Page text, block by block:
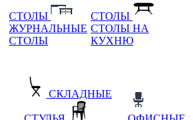
СТОЛЫ
ЖУРНАЛЬНЫЕ
СТОЛЫ
СТОЛЫ
СТОЛЫ НА
КУХНЮ
СКЛАДНЫЕ